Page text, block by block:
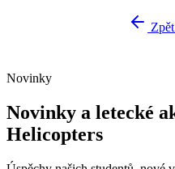
Novinky
Novinky a letecké
Helicopters